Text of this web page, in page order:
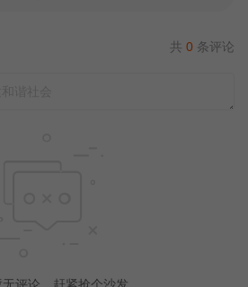
共 0 条评论
无评论，赶紧抢个沙发